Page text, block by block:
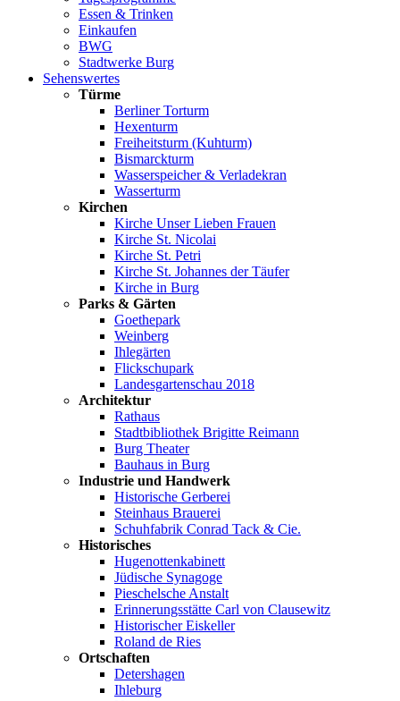
Essen & Trinken
Einkaufen
BWG
Stadtwerke Burg
Sehenswertes
Türme
Berliner Torturm
Hexenturm
Freiheitsturm (Kuhturm)
Bismarckturm
Wasserspeicher & Verladekran
Wasserturm
Kirchen
Kirche Unser Lieben Frauen
Kirche St. Nicolai
Kirche St. Petri
Kirche St. Johannes der Täufer
Kirche in Burg
Parks & Gärten
Goethepark
Weinberg
Ihlegärten
Flickschupark
Landesgartenschau 2018
Architektur
Rathaus
Stadtbibliothek Brigitte Reimann
Burg Theater
Bauhaus in Burg
Industrie und Handwerk
Historische Gerberei
Steinhaus Brauerei
Schuhfabrik Conrad Tack & Cie.
Historisches
Hugenottenkabinett
Jüdische Synagoge
Pieschelsche Anstalt
Erinnerungsstätte Carl von Clausewitz
Historischer Eiskeller
Roland de Ries
Ortschaften
Detershagen
Ihleburg